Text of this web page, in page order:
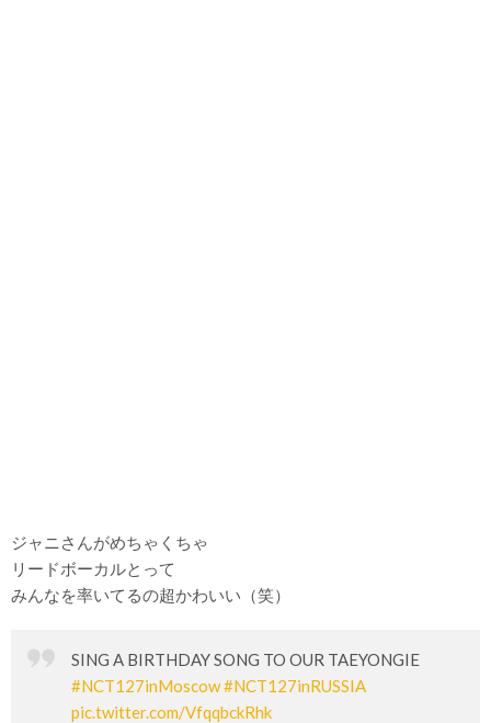
ジャニさんがめちゃくちゃ
リードボーカルとって
みんなを率いてるの超かわいい（笑）
SING A BIRTHDAY SONG TO OUR TAEYONGIE
#NCT127inMoscow#NCT127inRUSSIA
pic.twitter.com/VfqqbckRhk